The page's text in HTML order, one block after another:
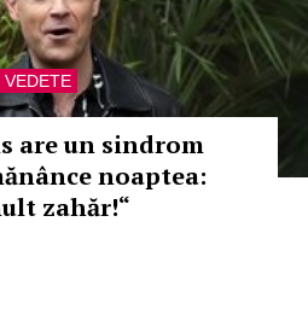
VEDETE
are un sindrom
noaptea:
zahăr!“